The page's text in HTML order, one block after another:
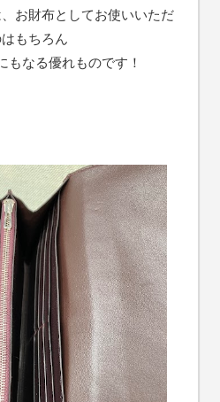
お財布としてお使いいただ
はもちろん
もなる優れものです！